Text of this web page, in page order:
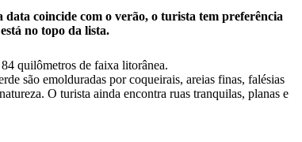
coincide com o verão, o turista tem preferência
no topo da lista.
quilômetros de faixa litorânea.
são emolduradas por coqueirais, areias finas, falésias
O turista ainda encontra ruas tranquilas, planas e